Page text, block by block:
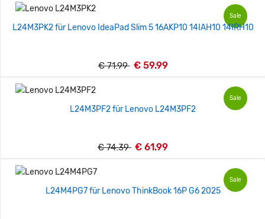
Sale
L24M3PK2 für Lenovo IdeaPad Slim 5 16AKP10 14IAH10 14IRH10
€ 71.99 € 59.99
Sale
L24M3PF2 für Lenovo L24M3PF2
€ 74.39 € 61.99
Sale
L24M4PG7 für Lenovo ThinkBook 16P G6 2025